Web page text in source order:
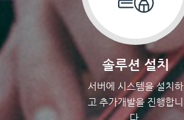
솔루션 설치
서버에 시스템을 설치하
고 추가개발을 진행합니